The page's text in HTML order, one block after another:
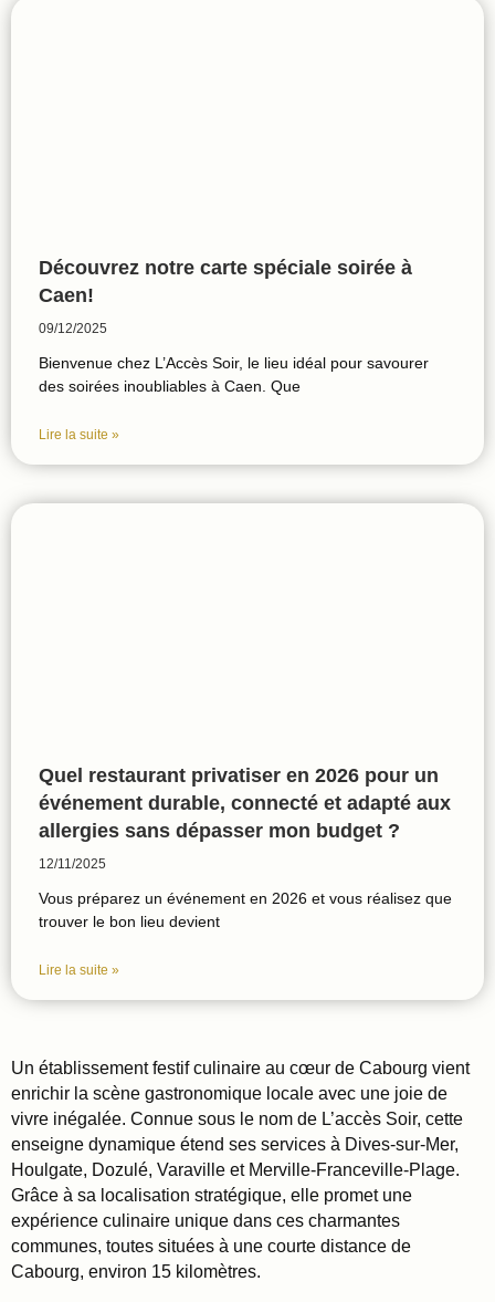
Découvrez notre carte spéciale soirée à
Caen!
09/12/2025
Bienvenue chez L’Accès Soir, le lieu idéal pour savourer
des soirées inoubliables à Caen. Que
Lire la suite »
Quel restaurant privatiser en 2026 pour un
événement durable, connecté et adapté aux
allergies sans dépasser mon budget ?
12/11/2025
Vous préparez un événement en 2026 et vous réalisez que
trouver le bon lieu devient
Lire la suite »
Un établissement festif culinaire au cœur de Cabourg vient
enrichir la scène gastronomique locale avec une joie de
vivre inégalée. Connue sous le nom de L’accès Soir, cette
enseigne dynamique étend ses services à Dives-sur-Mer,
Houlgate, Dozulé, Varaville et Merville-Franceville-Plage.
Grâce à sa localisation stratégique, elle promet une
expérience culinaire unique dans ces charmantes
communes, toutes situées à une courte distance de
Cabourg, environ 15 kilomètres.